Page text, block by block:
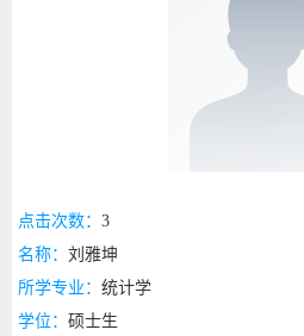
点击次数： 3
名称： 刘雅坤
所学专业： 统计学
学位： 硕士生